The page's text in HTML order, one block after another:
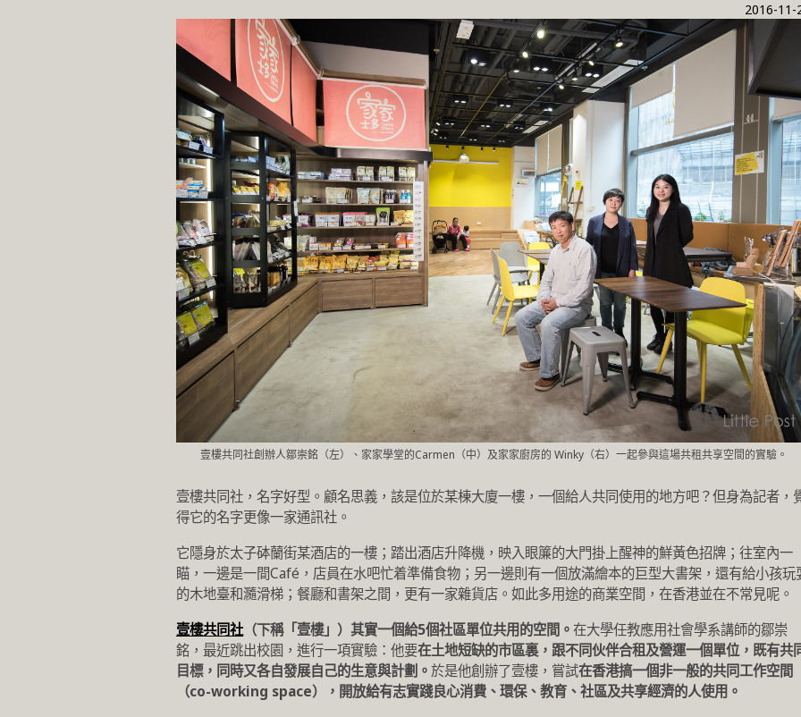
2016-11-
壹樓共同社創辦人鄒崇銘（左）、家家學堂的Carmen（中）及家家廚房的 Winky（右）一起參與這場共租共享空間的實驗。
壹樓共同社，名字好型。顧名思義，該是位於某棟大廈一樓，一個給人共同使用的地方吧？但身為記者，
得它的名字更像一家通訊社。
它隱身於太子砵蘭街某酒店的一樓；踏出酒店升降機，映入眼簾的大門掛上醒神的鮮黃色招牌；往室內一
瞄，一邊是一間Café，店員在水吧忙着準備食物；另一邊則有一個放滿繪本的巨型大書架，還有給小孩玩
的木地臺和瀡滑梯；餐廳和書架之間，更有一家雜貨店。如此多用途的商業空間，在香港並在不常見呢。
壹樓共同社（下稱「壹樓」）其實一個給5個社區單位共用的空間。在大學任教應用社會學系講師的鄒崇
銘，最近跳出校園，進行一項實驗：他要在土地短缺的市區裏，跟不同伙伴合租及營運一個單位，既有共
目標，同時又各自發展自己的生意與計劃。於是他創辦了壹樓，嘗試在香港搞一個非一般的共同工作空間
（co-working space），開放給有志實踐良心消費、環保、教育、社區及共享經濟的人使用。